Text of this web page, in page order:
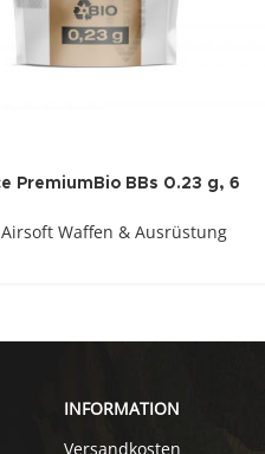
PremiumBio BBs 0.23 g, 6
Airsoft Waffen & Ausrüstung
INFORMATION
Versandkosten